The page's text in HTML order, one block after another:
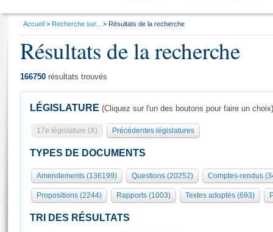
Présidence
577 députés
Groupes politiques
Séance publique
Commissions et autres organes
Europe et International
Général
Rôle et pouvoirs de l'Assemblée
Organisation de l'Assemblée
Présidence Conférence des Présidents Bureau Collège des
Visiter l'Assemblée
Visite virtuelle du palais Bourbon
Assister à une séance
Vous
Accueil Recherche sur... Résultats de la recherche
Résultats de la recherche
166750 résultats trouvés
LÉGISLATURE (Cliquez sur l'un des boutons pour faire un choix)
17e législature (X) Précédentes législatures
TYPES DE DOCUMENTS
Amendements (136199) Questions (20252) Comptes-rendus
Propositions (2244) Rapports (1003) Textes adoptés (693)
TRI DES RÉSULTATS